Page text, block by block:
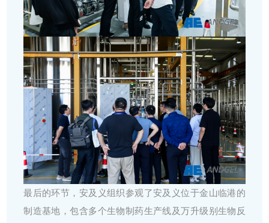
最后的环节，安及义组织参观了安及义位于金山临港的
制造基地，包含多个生物制药生产线及万升级别生物反